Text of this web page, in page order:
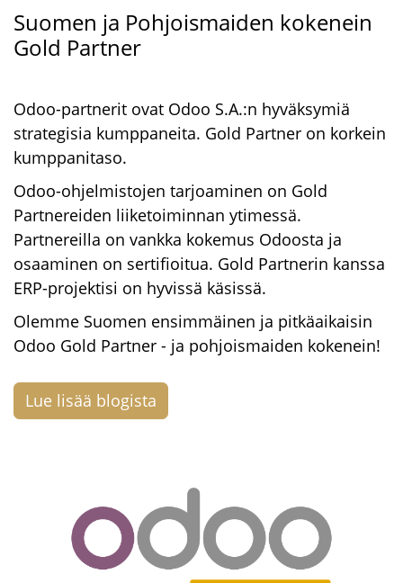
Suomen ja Pohjoismaiden kokenein
Gold Partner
Odoo-partnerit ovat Odoo S.A.:n hyväksymiä
strategisia kumppaneita. Gold Partner on korkein
kumppanitaso.
Odoo-ohjelmistojen tarjoaminen on Gold
Partnereiden liiketoiminnan ytimessä.
Partnereilla on vankka kokemus Odoosta ja
osaaminen on sertifioitua. Gold Partnerin kanssa
ERP-projektisi on hyvissä käsissä.
Olemme Suomen ensimmäinen ja pitkäaikaisin
Odoo Gold Partner - ja pohjoismaiden kokenein!
Lue lisää blogista